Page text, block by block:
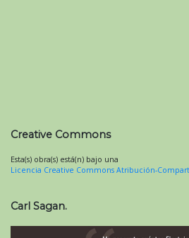
Creative Commons
Esta(s) obra(s) está(n) bajo una
Licencia Creative Commons Atribución-
Carl Sagan.